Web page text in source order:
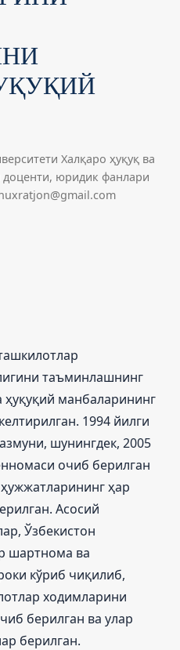
Халқаро ҳуқуқ ва
доценти, юридик фанлари
таъминлашнинг
манбаларининг
1994 йилги
шунингдек, 2005
очиб берилган
ҳар
Асосий
Ўзбекистон
шартнома ва
кўриб чиқилиб,
ходимларини
берилган ва улар
берилган.